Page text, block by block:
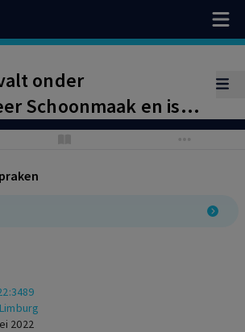
onder
Schoonmaak en is
en pensioenpremies
2022